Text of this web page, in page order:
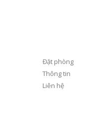
Đặt phòng
Thông tin
Liên hệ